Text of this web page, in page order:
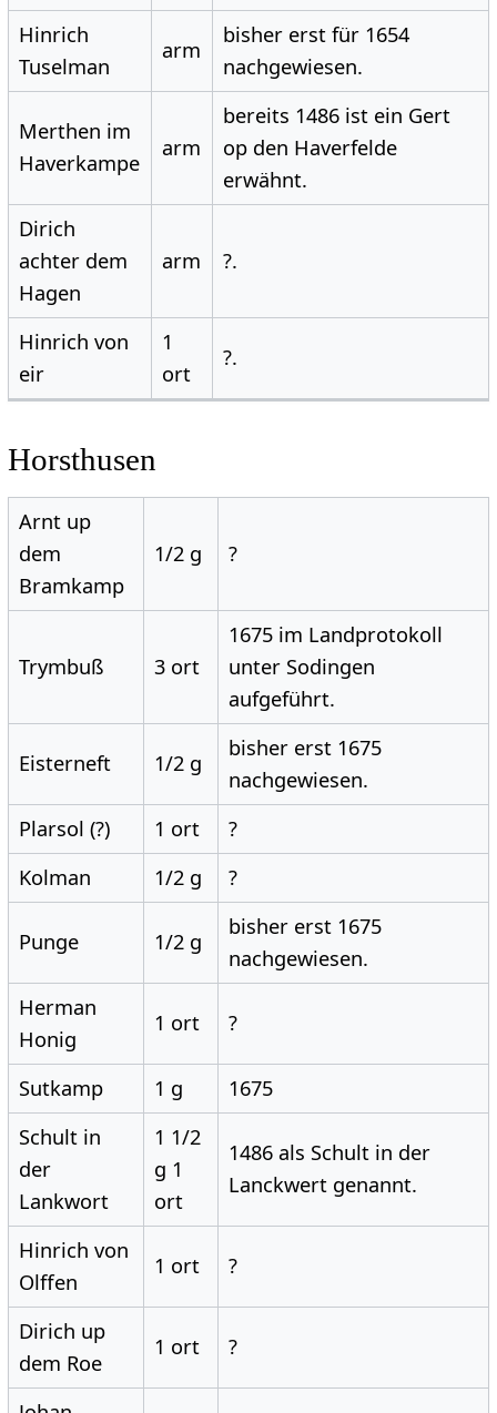
Hinrich
Tuselman
arm
bisher erst für 1654
nachgewiesen.
Merthen im
Haverkampe
arm
bereits 1486 ist ein Gert
op den Haverfelde
erwähnt.
Dirich
achter dem
Hagen
arm ?.
Hinrich von
eir
1
ort
?.
Horsthusen
Arnt up
dem
Bramkamp
1/2 g ?
Trymbuß 3 ort
1675 im Landprotokoll
unter Sodingen
aufgeführt.
Eisterneft 1/2 g
bisher erst 1675
nachgewiesen.
Plarsol (?)
1 ort
?
Kolman
1/2 g ?
Punge 1/2 g
bisher erst 1675
nachgewiesen.
Herman
Honig
1 ort ?
Sutkamp 1 g
1675
Schult in
der
Lankwort
1 1/2
g 1
ort
1486 als Schult in der
Lanckwert genannt.
Hinrich von
Olffen
1 ort ?
Dirich up
dem Roe
1 ort ?